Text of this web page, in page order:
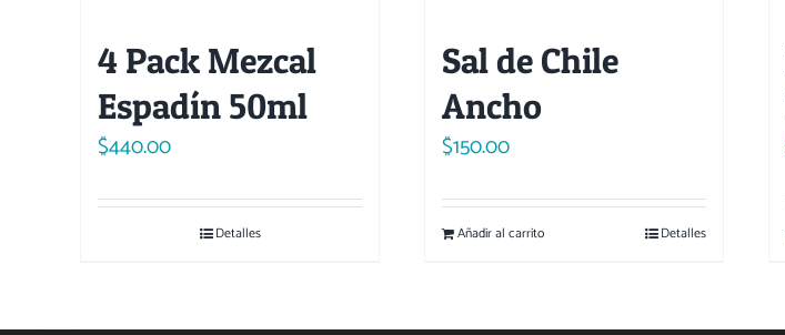
4 Pack Mezcal
Espadín 50ml
$440.00
Detalles
Sal de Chile
Ancho
$150.00
Añadir al carrito Detalles